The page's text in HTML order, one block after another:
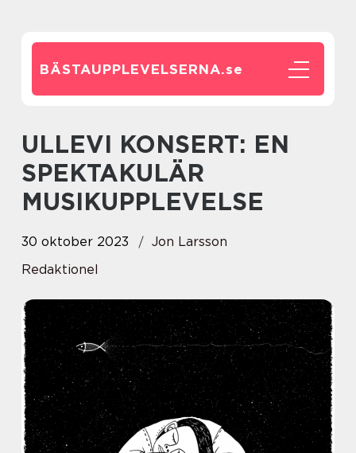
BÄSTAUPPLEVELSERNA.se
ULLEVI KONSERT: EN
SPEKTAKULÄR
MUSIKUPPLEVELSE
30 oktober 2023
Jon Larsson
Redaktionel